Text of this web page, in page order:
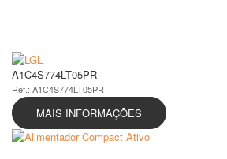
A1C4S774LT05PR
Ref.: A1C4S774LT05PR
MAIS INFORMAÇÕES